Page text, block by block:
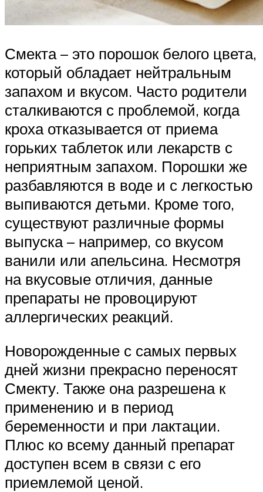
Смекта – это порошок белого цвета,
который обладает нейтральным
запахом и вкусом. Часто родители
сталкиваются с проблемой, когда
кроха отказывается от приема
горьких таблеток или лекарств с
неприятным запахом. Порошки же
разбавляются в воде и с легкостью
выпиваются детьми. Кроме того,
существуют различные формы
выпуска – например, со вкусом
ванили или апельсина. Несмотря
на вкусовые отличия, данные
препараты не провоцируют
аллергических реакций.
Новорожденные с самых первых
дней жизни прекрасно переносят
Смекту. Также она разрешена к
применению и в период
беременности и при лактации.
Плюс ко всему данный препарат
доступен всем в связи с его
приемлемой ценой.